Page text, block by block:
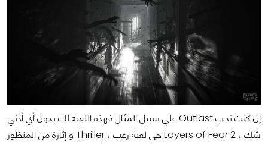
إن كنت تحب Outlast علي سبيل المثال فهذه اللعبة لك بدون أي أدني
شك ، Layers of Fear 2 هي لعبة رعب ، Thriller و إثارة من المنظور